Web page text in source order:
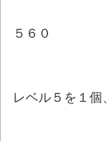
護符（
５６０
合計
レベル５を１個
土地１